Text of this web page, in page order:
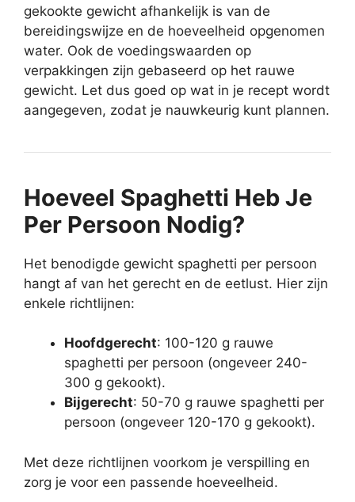
gekookte gewicht afhankelijk is van de
bereidingswijze en de hoeveelheid opgenomen
water. Ook de voedingswaarden op
verpakkingen zijn gebaseerd op het rauwe
gewicht. Let dus goed op wat in je recept wordt
aangegeven, zodat je nauwkeurig kunt plannen.
Hoeveel Spaghetti Heb Je
Per Persoon Nodig?
Het benodigde gewicht spaghetti per persoon
hangt af van het gerecht en de eetlust. Hier zijn
enkele richtlijnen:
Hoofdgerecht: 100-120 g rauwe
spaghetti per persoon (ongeveer 240-
300 g gekookt).
Bijgerecht: 50-70 g rauwe spaghetti per
persoon (ongeveer 120-170 g gekookt).
Met deze richtlijnen voorkom je verspilling en
zorg je voor een passende hoeveelheid.